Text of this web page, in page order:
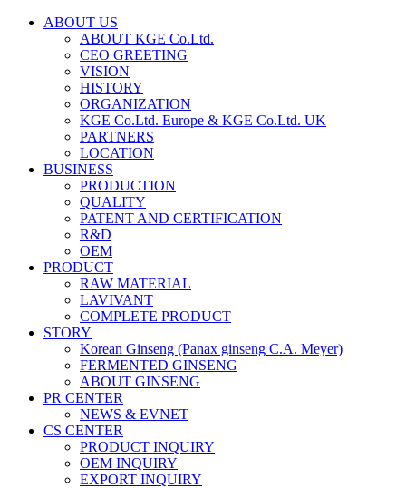
ABOUT US
ABOUT KGE Co.Ltd.
CEO GREETING
VISION
HISTORY
ORGANIZATION
KGE Co.Ltd. Europe & KGE Co.Ltd. UK
PARTNERS
LOCATION
BUSINESS
PRODUCTION
QUALITY
PATENT AND CERTIFICATION
R&D
OEM
PRODUCT
RAW MATERIAL
LAVIVANT
COMPLETE PRODUCT
STORY
Korean Ginseng (Panax ginseng C.A. Meyer)
FERMENTED GINSENG
ABOUT GINSENG
PR CENTER
NEWS & EVNET
CS CENTER
PRODUCT INQUIRY
OEM INQUIRY
EXPORT INQUIRY